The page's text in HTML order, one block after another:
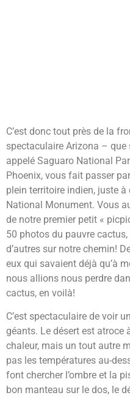
C’est donc tout près de la
spectaculaire Arizona –
appelé Saguaro National
Phoenix, vous fait passer
plein territoire indien, juste
National Monument. Vous
de notre premier petit «
50 photos du pauvre
d’autres sur notre chemin!
eux qui savaient déjà qu’à
nous allions nous perdre
cactus, en voilà!
C’est spectaculaire de voir
géants. Le désert est atroce
chaleur, mais un tout autre
pas les températures au-
font chercher l’ombre et la
bon manteau sur le dos, le